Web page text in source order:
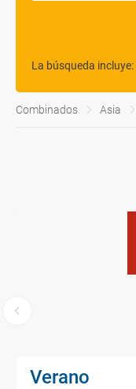
La búsqueda incluye:
Combinados Asia
Verano